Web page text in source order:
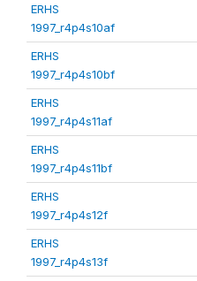
ERHS
1997_r4p4s10af
ERHS
1997_r4p4s10bf
ERHS
1997_r4p4s11af
ERHS
1997_r4p4s11bf
ERHS
1997_r4p4s12f
ERHS
1997_r4p4s13f